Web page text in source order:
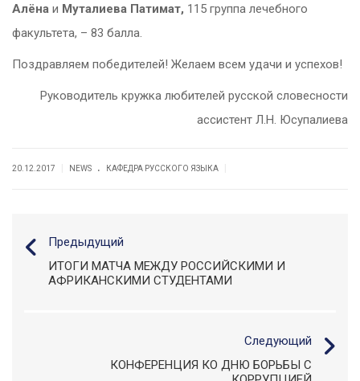
Алёна и Муталиева Патимат, 115 группа лечебного
факультета, – 83 балла.
Поздравляем победителей! Желаем всем удачи и успехов!
Руководитель кружка любителей русской словесности
ассистент Л.Н. Юсупалиева
20.12.2017 NEWS . КАФЕДРА РУССКОГО ЯЗЫКА
Предыдущий
ИТОГИ МАТЧА МЕЖДУ РОССИЙСКИМИ И
АФРИКАНСКИМИ СТУДЕНТАМИ
Следующий
КОНФЕРЕНЦИЯ КО ДНЮ БОРЬБЫ С